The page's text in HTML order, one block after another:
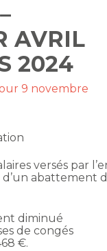
AVRIL
2024
9 novembre
versés par
abattement
diminué
de congés
€.